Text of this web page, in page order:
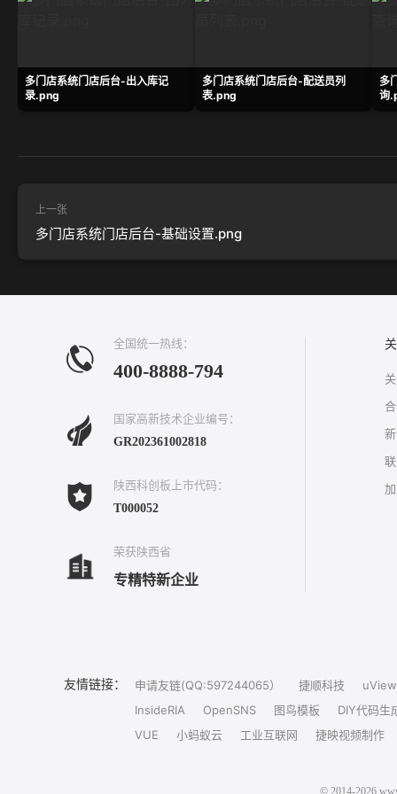
多门店系统门店后台-出入库记
录.png
多门店系统门店后台-配送员列
表.png
多
询
上一张
多门店系统门店后台-基础设置.png
全国统一热线：
400-8888-794
国家高新技术企业编号：
GR202361002818
陕西科创板上市代码：
T000052
荣获陕西省
专精特新企业
友情链接： 申请友链(QQ:597244065） 捷顺科技
uView
InsideRIA
OpenSNS 图鸟模板
DIY代码生
VUE
小蚂蚁云 工业互联网 捷映视频制作
© 2014-2026